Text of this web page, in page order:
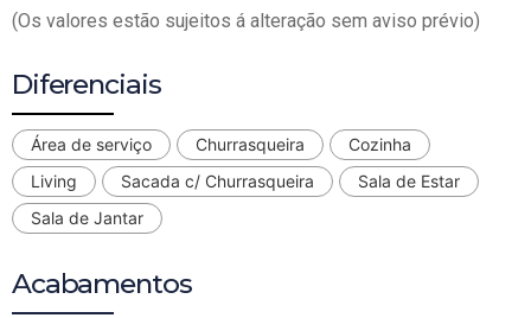
(Os valores estão sujeitos á alteração sem aviso prévio)
Diferenciais
Área de serviço Churrasqueira
Cozinha
Living
Sacada c/ Churrasqueira
Sala de Estar
Sala de Jantar
Acabamentos